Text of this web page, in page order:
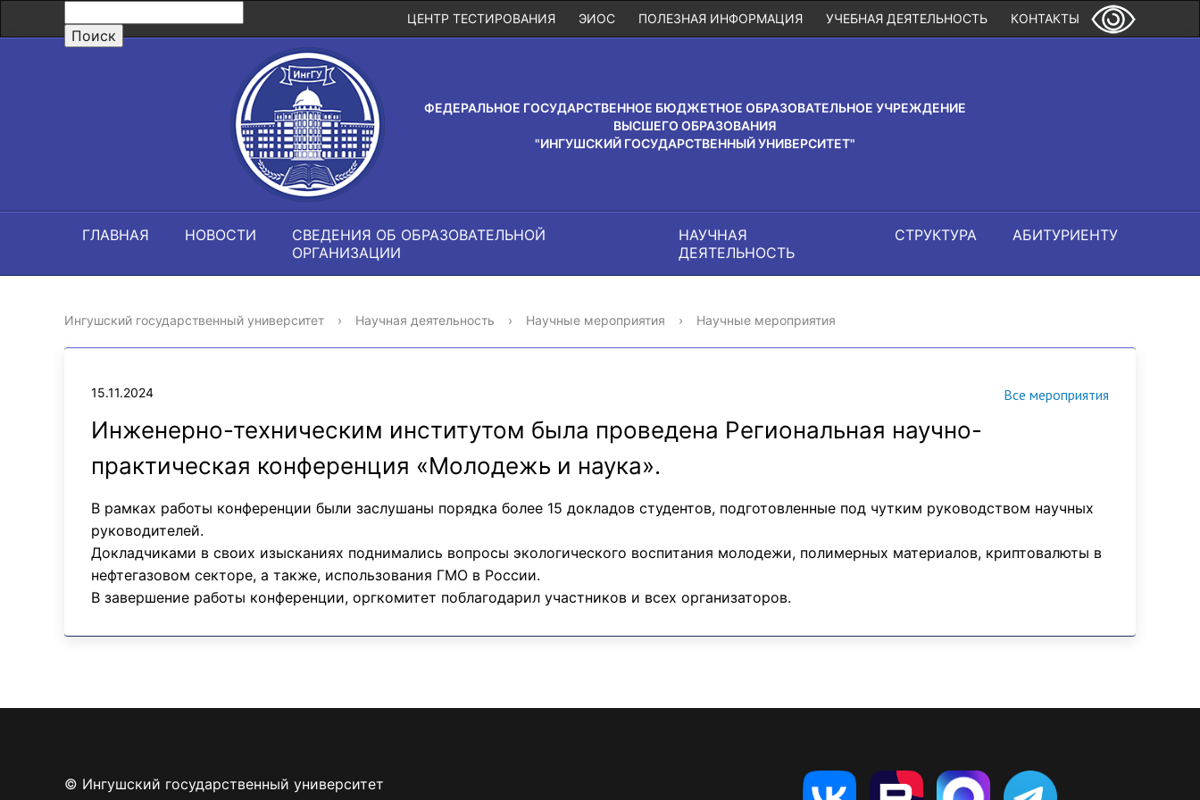
КОНТАКТЫ
УЧЕБНАЯ ДЕЯТЕЛЬНОСТЬ
ПОЛЕЗНАЯ ИНФОРМАЦИЯ
ЭИОС
ЦЕНТР ТЕСТИРОВАНИЯ
ФЕДЕРАЛЬНОЕ ГОСУДАРСТВЕННОЕ БЮДЖЕТНОЕ ОБРАЗОВАТЕЛЬНОЕ УЧРЕЖДЕНИЕ
ВЫСШЕГО ОБРАЗОВАНИЯ
"ИНГУШСКИЙ ГОСУДАРСТВЕННЫЙ УНИВЕРСИТЕТ"
ГЛАВНАЯ НОВОСТИ
СВЕДЕНИЯ ОБ ОБРАЗОВАТЕЛЬНОЙ
ОРГАНИЗАЦИИ
НАУЧНАЯ
ДЕЯТЕЛЬНОСТЬ
СТРУКТУРА АБИТУРИЕНТУ
Ингушский государственный университет › Научная деятельность › Научные мероприятия › Научные мероприятия
15.11.2024 Все мероприятия
Инженерно-техническим институтом была проведена Региональная научно-
практическая конференция «Молодежь и наука».
В рамках работы конференции были заслушаны порядка более 15 докладов студентов, подготовленные под чутким руководством научных
руководителей.
Докладчиками в своих изысканиях поднимались вопросы экологического воспитания молодежи, полимерных материалов, криптовалюты в
нефтегазовом секторе, а также, использования ГМО в России.
В завершение работы конференции, оргкомитет поблагодарил участников и всех организаторов.
© Ингушский государственный университет